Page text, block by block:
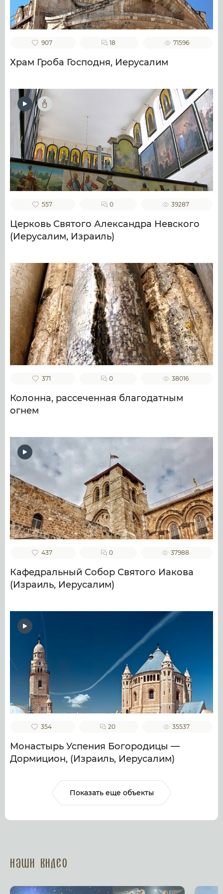
907 18 71596
Храм Гроба Господня, Иерусалим
557 0 39287
Церковь Святого Александра Невского
(Иерусалим, Израиль)
371 0 38016
Колонна, рассеченная благодатным
огнем
437 0 37988
Кафедральный Собор Святого Иакова
(Израиль, Иерусалим)
354 20 35537
Монастырь Успения Богородицы —
Дормицион, (Израиль, Иерусалим)
Показать еще объекты
Наши Видео